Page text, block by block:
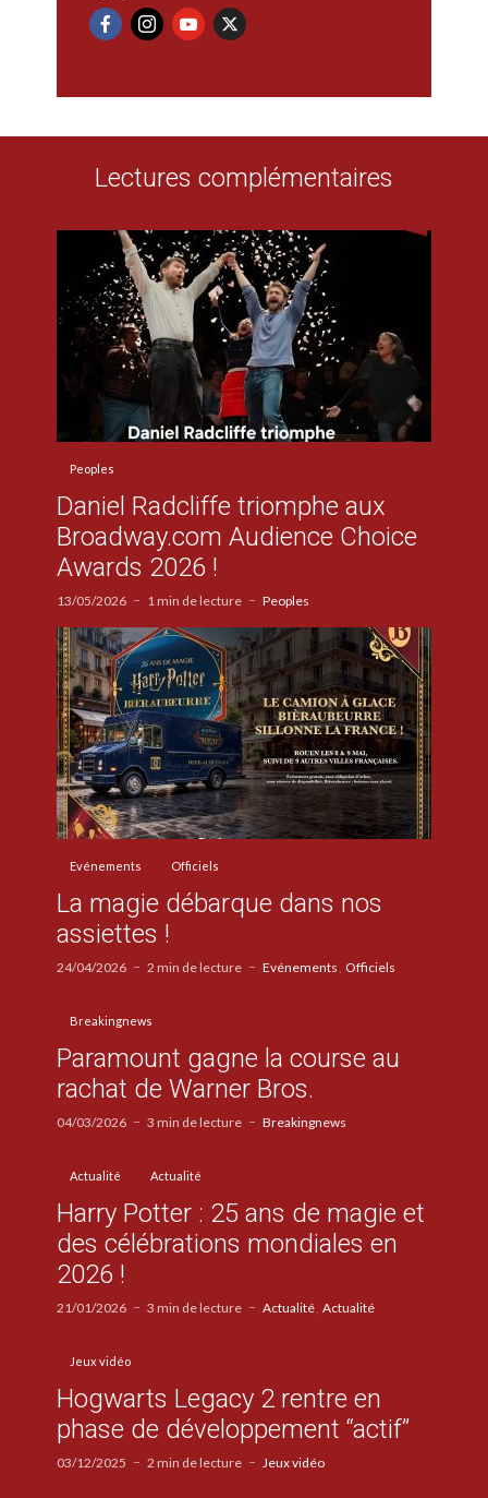
Lectures complémentaires
Peoples
Daniel Radcliffe triomphe aux
Broadway.com Audience Choice
Awards 2026 !
13/05/2026 1 min de lecture Peoples
Evénements Officiels
La magie débarque dans nos
assiettes !
24/04/2026 2 min de lecture Evénements Officiels
Breakingnews
Paramount gagne la course au
rachat de Warner Bros.
04/03/2026 3 min de lecture Breakingnews
Actualité Actualité
Harry Potter : 25 ans de magie et
des célébrations mondiales en
2026 !
21/01/2026 3 min de lecture Actualité Actualité
Jeux vidéo
Hogwarts Legacy 2 rentre en
phase de développement “actif”
03/12/2025 2 min de lecture Jeux vidéo